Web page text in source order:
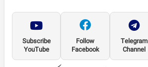
Telegram
Channel
Follow
Facebook
Subscribe
YouTube